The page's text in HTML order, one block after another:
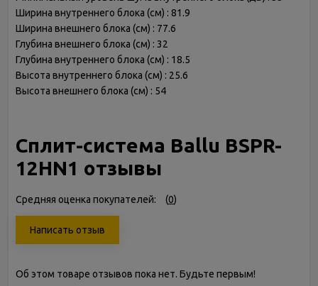
Ширина внутреннего блока (см) : 81.9
Ширина внешнего блока (см) : 77.6
Глубина внешнего блока (см) : 32
Глубина внутреннего блока (см) : 18.5
Высота внутреннего блока (см) : 25.6
Высота внешнего блока (см) : 54
Сплит-система Ballu BSPR-
12HN1 отзывы
Средняя оценка покупателей: (0)
Написать отзыв
Об этом товаре отзывов пока нет. Будьте первым!